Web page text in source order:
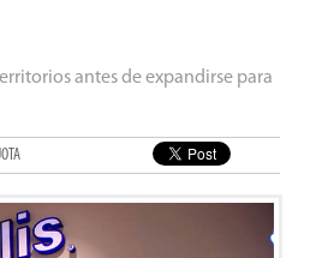
antes de expandirse para